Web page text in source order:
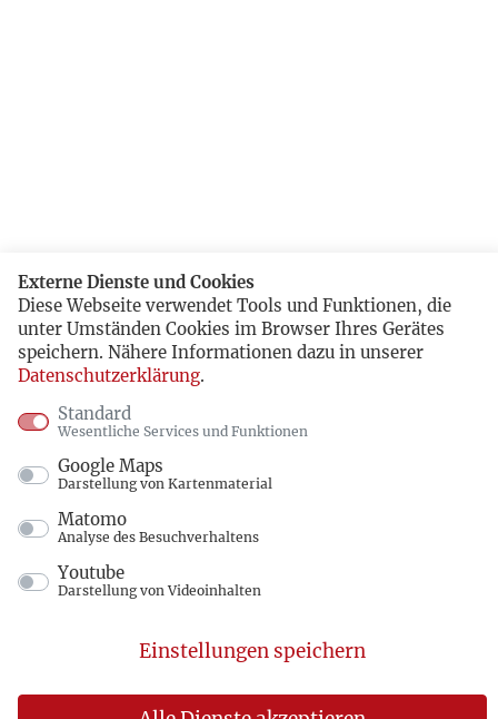
Externe Dienste und Cookies
Diese Webseite verwendet Tools und Funktionen, die
unter Umständen Cookies im Browser Ihres Gerätes
speichern. Nähere Informationen dazu in unserer
Datenschutzerklärung.
Standard
Wesentliche Services und Funktionen
Google Maps
Darstellung von Kartenmaterial
Matomo
Analyse des Besuchverhaltens
Youtube
Darstellung von Videoinhalten
Einstellungen speichern